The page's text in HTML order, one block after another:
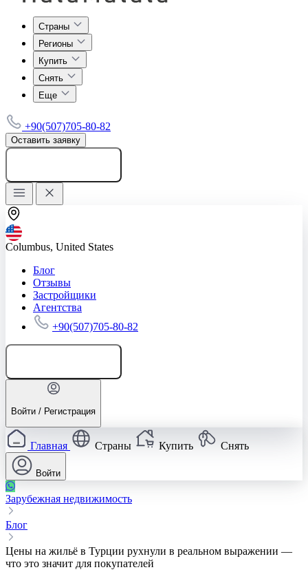
Страны
Регионы
Купить
Снять
Еще
+90(507)705-80-82
Оставить заявку
Columbus, United States
Блог
Отзывы
Застройщики
Агентства
+90(507)705-80-82
Войти / Регистрация
Главная Страны Купить Снять
Войти
Зарубежная недвижимость
Блог
Цены на жильё в Турции рухнули в реальном выражении —
что это значит для покупателей